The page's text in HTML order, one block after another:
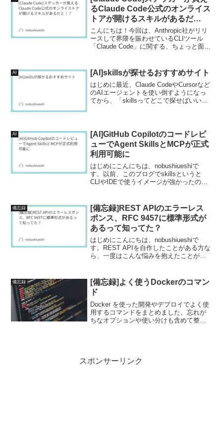
るClaude Code公式のオンライス
トアが開けるスキルがあるだ
と！？
こんにちは！今回は、Anthropic社がリリ
ースして界隈を賑わせているCLIツール
「Claude Code」に関する、ちょっと面白
で直接コードを読み書きし、...
AI [AI]skillsが探せるおすすめサイト
はじめに最近、Claude CodeやCursorなど
のAIエージェントを使い倒すようになっ
てから、「skillsってどこで探せばいいん
AI
[AI]GitHub Copilotのコードレビ
ューでAgent SkillsとMCPが正式
利用可能に
はじめにこんにちは、nobushiueshiで
す。以前、このブログでskillsというと
CLIやIDEで使うイメージが強かったので
できる...
備忘録
[備忘録]REST APIのエラーレス
ポンス、RFC 9457に標準形式が
あるって知ってた？
はじめにこんにちは、nobushiueshiで
す。REST APIを自作したことがある方な
ら、一度はこんな悩みを抱えたことがあ
式で返せばいいんだろう？」たとえば、
こ...
備忘録
[備忘録]よく使うDockerのコマン
ド
Docker を使った開発やデプロイでよく使
用するコマンドをまとめました。忘れが
ちなオプションや使い分けも含めて整
スポンサーリンク